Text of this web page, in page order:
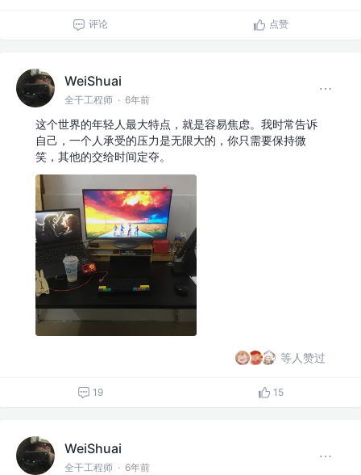
评论 点赞
WeiShuai
全干工程师 · 6年前
这个世界的年轻人最大特点，就是容易焦虑。我时常告诉
自己，一个人承受的压力是无限大的，你只需要保持微
笑，其他的交给时间定夺。
等人赞过
19 15
WeiShuai
全干工程师 · 6年前